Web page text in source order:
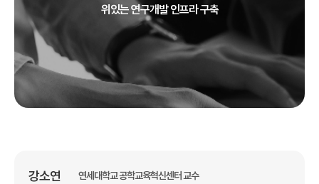
위있는 연구개발 인프라 구축
강소연 연세대학교 공학교육혁신센터 교수